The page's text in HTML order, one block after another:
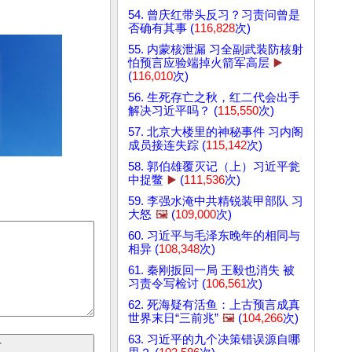
54. 曾庆红带头反习？习责问曾是
否确有其事 (116,828次)
55. 内蒙核泄漏 习全副武装防核射
怕预言应验端掉火箭军高层 ▶️
(116,010次)
56. 生死存亡之秋，红二代会出手
解决习近平吗？ (115,550次)
57. 北京大楼里的神秘事件 习内阁
成员接连失踪 (115,142次)
58. 郭伯雄覆灭记（上）习近平瓮
中捉鳖 ▶️ (111,536次)
59. 李强水淹中共精锐装甲部队 习
大怒 🖼️ (109,000次)
60. 习近平与毛泽东晚年的相同与
相异 (108,348次)
61. 秦刚扳回一局 王毅也消失 被
习责令写检讨 (106,561次)
62. 死海疑有活鱼：上古预言成真
世界末日“三前兆” 🖼️ (104,266次)
63. 习近平的九个决策错误源自哪